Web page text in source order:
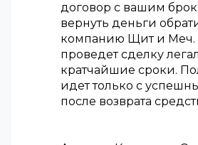
договор с вашим
вернуть деньги
компанию Щит и Меч.
проведет сделку
кратчайшие сроки.
идет только с
после возврата